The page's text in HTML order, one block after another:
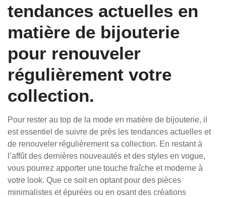
tendances actuelles en
matière de bijouterie
pour renouveler
régulièrement votre
collection.
Pour rester au top de la mode en matière de bijouterie, il
est essentiel de suivre de près les tendances actuelles et
de renouveler régulièrement sa collection. En restant à
l’affût des dernières nouveautés et des styles en vogue,
vous pourrez apporter une touche fraîche et moderne à
votre look. Que ce soit en optant pour des pièces
minimalistes et épurées ou en osant des créations